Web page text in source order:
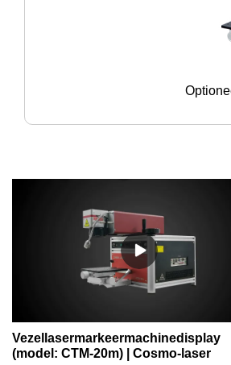
Vezellasermarkeermachinedisplay
(model: CTM-20m) | Cosmo-laser